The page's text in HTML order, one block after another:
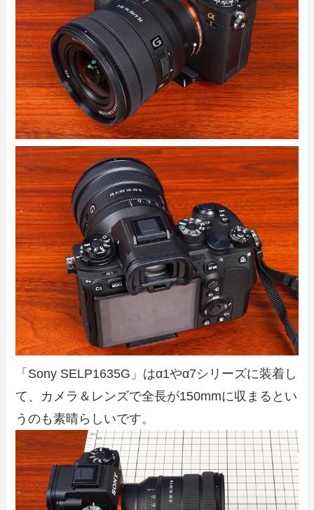
「Sony SELP1635G」はα1やα7シリーズに装着し
て、カメラ＆レンズで全長が150mmに収まるとい
うのも素晴らしいです。